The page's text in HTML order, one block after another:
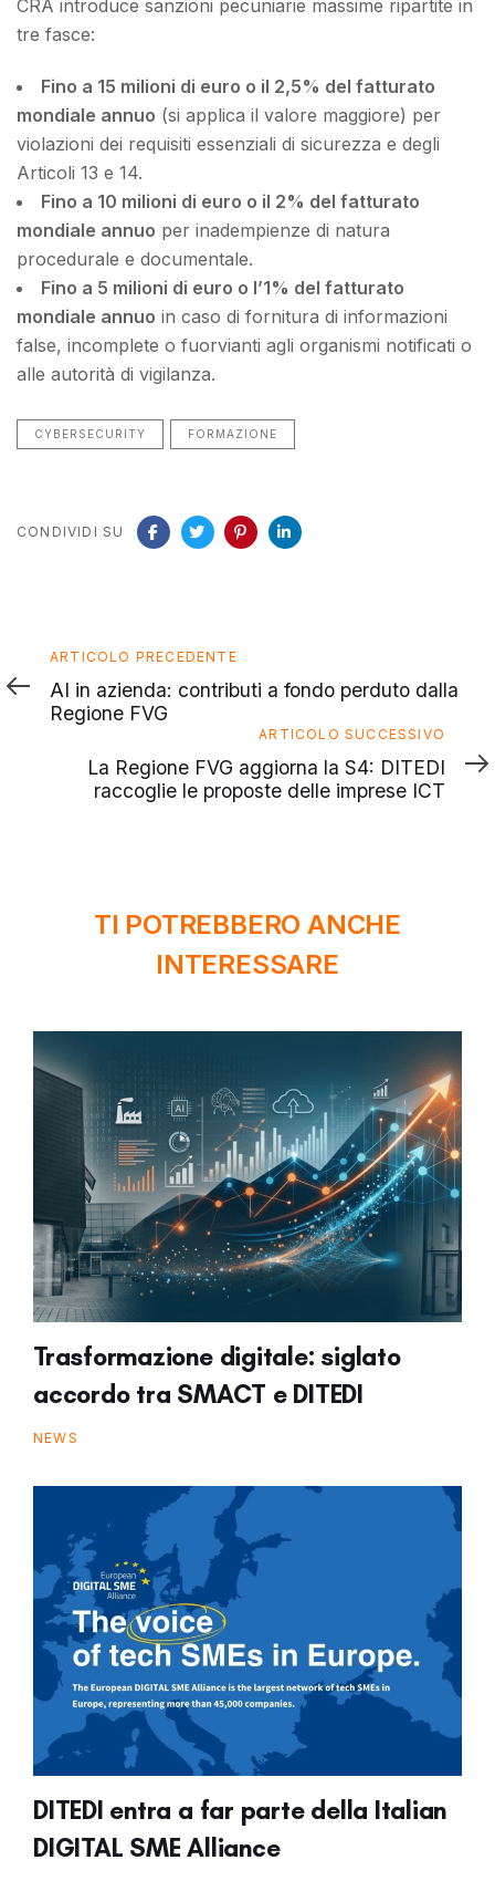
CRA introduce sanzioni pecuniarie massime ripartite in
tre fasce:
Fino a 15 milioni di euro o il 2,5% del fatturato
mondiale annuo (si applica il valore maggiore) per
violazioni dei requisiti essenziali di sicurezza e degli
Articoli 13 e 14.
Fino a 10 milioni di euro o il 2% del fatturato
mondiale annuo per inadempienze di natura
procedurale e documentale.
Fino a 5 milioni di euro o l’1% del fatturato
mondiale annuo in caso di fornitura di informazioni
false, incomplete o fuorvianti agli organismi notificati o
alle autorità di vigilanza.
CYBERSECURITY FORMAZIONE
CONDIVIDI SU
Articolo
precedente
ARTICOLO PRECEDENTE
AI in azienda: contributi a fondo perduto dalla
Regione FVG
successivo
ARTICOLO SUCCESSIVO
La Regione FVG aggiorna la S4: DITEDI
raccoglie le proposte delle imprese ICT
TI POTREBBERO ANCHE
INTERESSARE
Trasformazione digitale: siglato
accordo tra SMACT e DITEDI
NEWS
DITEDI entra a far parte della Italian
DIGITAL SME Alliance